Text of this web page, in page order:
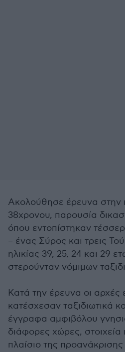
Ακολούθησε έρευνα στην
38χρονου, παρουσία
όπου εντοπίστηκαν
– ένας Σύρος και τρεις
ηλικίας 39, 25, 24 και 29
στερούνταν νόμιμων
Κατά την έρευνα οι αρχές
κατέσχεσαν ταξιδιωτικά
έγγραφα αμφιβόλου
διάφορες χώρες, στοιχεία
πλαίσιο της